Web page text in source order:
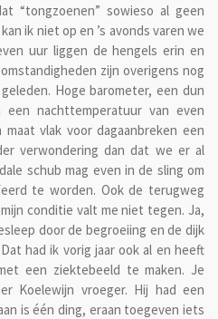
“tongzoenen” sowieso al geen
ik niet op en ’s avonds varen we
uur liggen de hengels erin en
zijn overigens nog
Hoge barometer, een dun
nachttemperatuur van even
vlak voor dagaanbreken een
verwondering dan dat we er al
schub mag even in de sling om
te worden. Ook de terugweg
conditie valt me niet tegen. Ja,
door de begroeiing en de dijk
had ik vorig jaar ook al en heeft
een ziektebeeld te maken. Je
Koelewijn vroeger. Hij had een
is één ding, eraan toegeven iets